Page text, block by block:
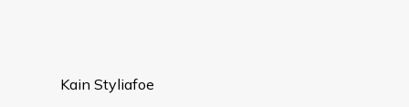
Kain Styliafoe